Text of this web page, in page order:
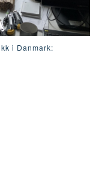
i Danmark: